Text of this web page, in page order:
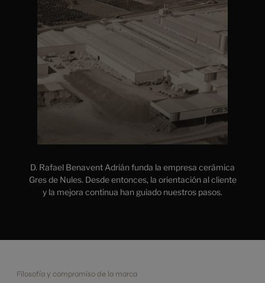
D. Rafael Benavent Adrián funda la empresa cerámica
Gres de Nules. Desde entonces, la orientación al cliente
y la mejora continua han guiado nuestros pasos.
Filosofía y compromiso de la marca